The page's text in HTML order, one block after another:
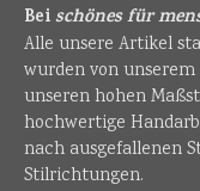
Beischönes für
Alle unsere Artikel
wurden von
unseren hohen
hochwertige
nach ausgefallenen
Stilrichtungen.